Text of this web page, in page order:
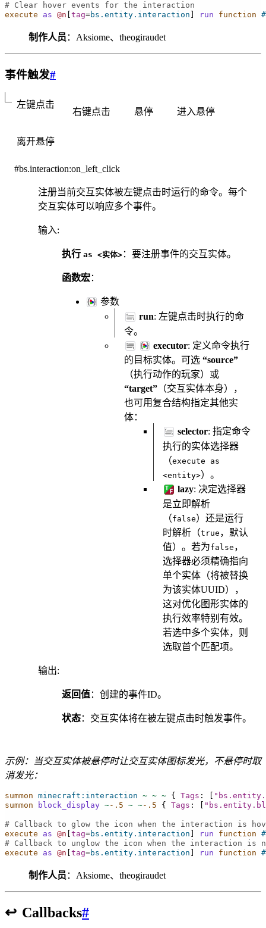
# Clear hover events for the interaction
execute
as @n tag=bs.entity.interaction run function
制作人员 ：Aksiome、theogiraudet
事件触发#
左键点击
#bs.interaction:on_left_click
注册当前交互实体被左键点击时运行的命令。每个
交互实体可以响应多个事件。
输入:
执行 as <实体> ：要注册事件的交互实体。
函数宏：
参数
run: 左键点击时执行的命
令。
executor: 定义命令执行
的目标实体。可选 “source”
（执行动作的玩家）或
“target”（交互实体本身），
也可用复合结构指定其他实
体：
selector: 指定命令
执行的实体选择器
（execute
as
<entity>）。
lazy: 决定选择器
是立即解析
（false）还是运行
时解析（true ，默认
值）。若为false ，
选择器必须精确指向
单个实体（将被替换
为该实体UUID），
这对优化图形实体的
执行效率特别有效。
若选中多个实体，则
选取首个匹配项。
输出:
返回值：创建的事件ID。
状态：交互实体将在被左键点击时触发事件。
右键点击 悬停 进入悬停
离开悬停
示例：当交互实体被悬停时让交互实体图标发光，不悬停时取
消发光：
summon minecraft:interaction ~ ~ ~ { Tags :
summon
block_display ~-.5 ~ ~-.5 { Tags :
# Callback to glow the icon when the interaction is
execute
as @n tag=bs.entity.interaction run function
# Callback to unglow the icon when the interaction is
execute
as @n tag=bs.entity.interaction run function
制作人员 ：Aksiome、theogiraudet
↩️ Callbacks#